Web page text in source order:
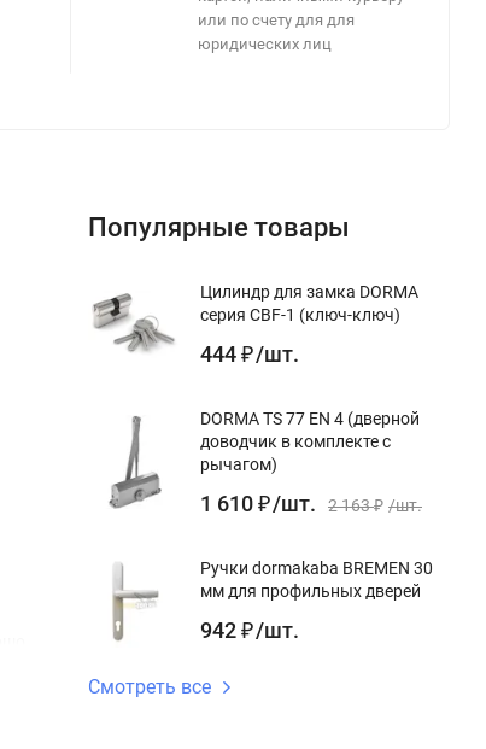
или по счету для для
юридических лиц
Популярные товары
Цилиндр для замка DORMA
серия CBF-1 (ключ-ключ)
444 ₽ /шт.
DORMA TS 77 EN 4 (дверной
доводчик в комплекте с
рычагом)
1 610 ₽ /шт. 2 163 ₽ /шт.
Ручки dormakaba BREMEN 30
мм для профильных дверей
942 ₽ /шт.
Смотреть все